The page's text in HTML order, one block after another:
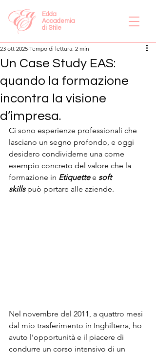
Edda
Accademia
di Stile
Un Case Study EAS:
quando la formazione
incontra la visione
d’impresa.
23 ott 2025 Tempo di lettura: 2 min
Ci sono esperienze professionali che
lasciano un segno profondo, e oggi
desidero condividerne una come
esempio concreto del valore che la
formazione in Etiquette e soft
skills può portare alle aziende.
Nel novembre del 2011, a quattro mesi
dal mio trasferimento in Inghilterra, ho
avuto l’opportunità e il piacere di
condurre un corso intensivo di un